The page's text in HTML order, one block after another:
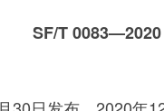
SF/T 0083—2020